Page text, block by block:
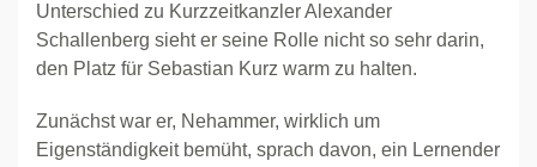
Unterschied zu Kurzzeitkanzler Alexander
Schallenberg sieht er seine Rolle nicht so sehr darin,
den Platz für Sebastian Kurz warm zu halten.
Zunächst war er, Nehammer, wirklich um
Eigenständigkeit bemüht, sprach davon, ein Lernender